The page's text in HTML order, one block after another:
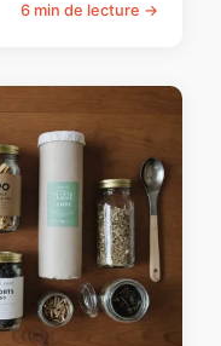
6 min de lecture →